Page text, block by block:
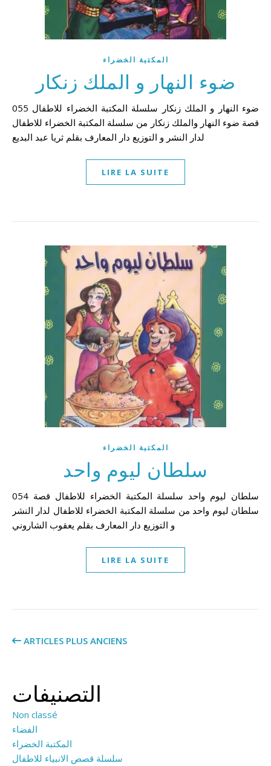
المكتبة الخضراء
ضوء النهار و الملك زنكار
055 ضوء النهار و الملك زنكار سلسلة المكتبة الخضراء للاطفال
قصة ضوء النهار والملك زنكار من سلسلة المكتبة الخضراء للاطفال
LIRE LA SUITE
المكتبة الخضراء
سلطان ليوم واحد
054 سلطان ليوم واحد سلسلة المكتبة الخضراء للاطفال قصة
سلطان ليوم واحد من سلسلة المكتبة الخضراء للاطفال لدار النشر
LIRE LA SUITE
ARTICLES PLUS ANCIENS
التصنيفات
Non classé
الفضاء
المكتبة الخضراء
سلسلة قصص الانبياء للاطفال